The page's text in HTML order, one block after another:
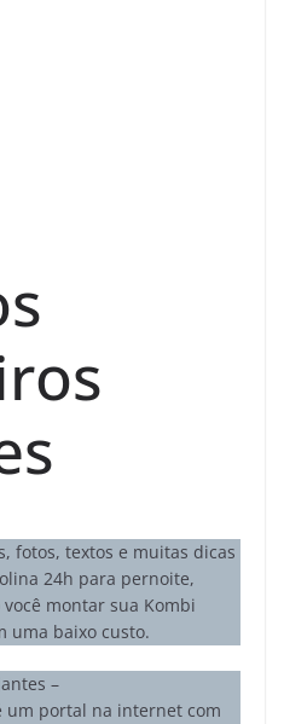
fotos, textos e muitas dicas
24h para pernoite,
montar sua Kombi
uma baixo custo.
–
um portal na internet com